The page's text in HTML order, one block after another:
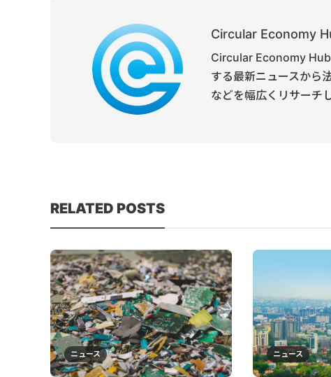
Circular Economy
Circular Economy Hub
する最新ニュースから
などを幅広くリサーチ
RELATED POSTS
ニュース ニュース